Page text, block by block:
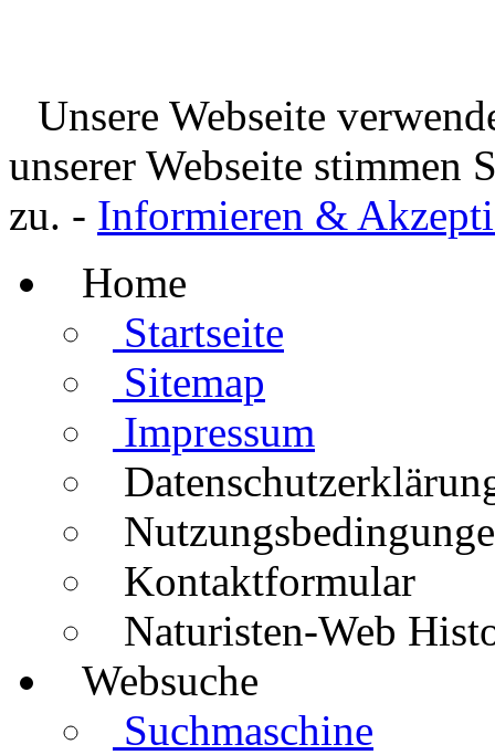
Unsere Webseite
unserer Webseite stimmen
zu. - Informieren &
Home
Startseite
Sitemap
Impressum
Kontaktformular
Naturisten-Web
Websuche
Suchmaschine